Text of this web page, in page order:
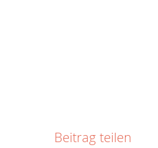
Beitrag teilen